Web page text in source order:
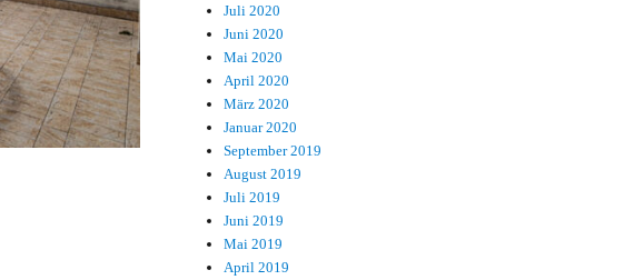
Juli 2020
Juni 2020
Mai 2020
April 2020
März 2020
Januar 2020
September 2019
August 2019
Juli 2019
Juni 2019
Mai 2019
April 2019